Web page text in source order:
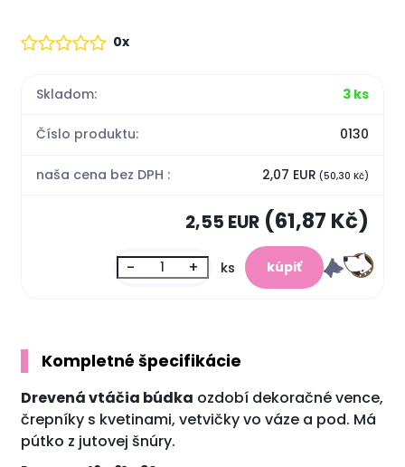
0x
Skladom: 3 ks
Číslo produktu: 0130
naša cena bez DPH : 2,07 EUR (50,30 Kč)
2,55 EUR(61,87 Kč)
- + ks
Kompletné špecifikácie
Drevená vtáčia búdka ozdobí dekoračné vence,
črepníky s kvetinami, vetvičky vo váze a pod. Má
pútko z jutovej šnúry.